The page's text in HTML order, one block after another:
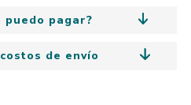
puedo pagar?
de envío